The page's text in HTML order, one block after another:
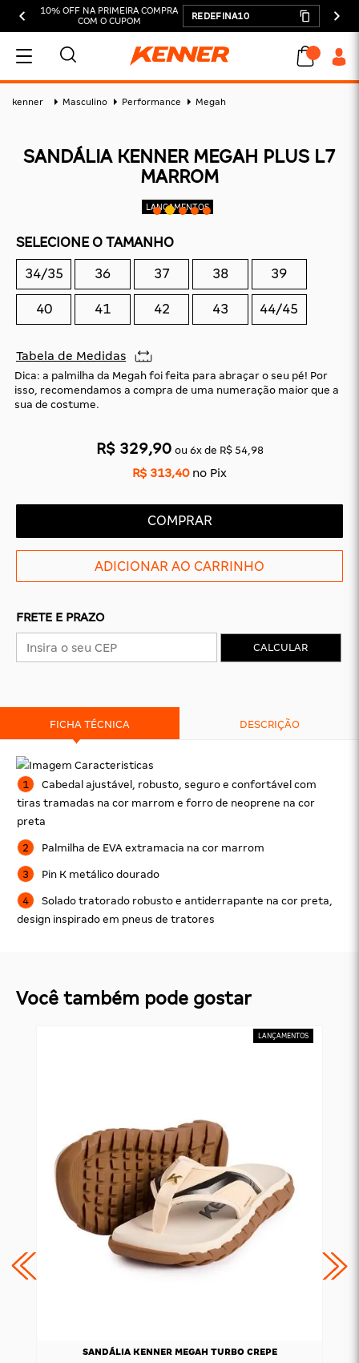
10% OFF NA PRIMEIRA COMPRA
COM O CUPOM
REDEFINA10
BÁSICAS
PLATAFORMA SLIDES
MEU CARRINHO
TOTAL:
CONTINUAR COMPRANDO
FINALIZAR COMPRA
kenner Masculino Performance Megah
SANDÁLIA KENNER MEGAH PLUS L7
MARROM
SELECIONE O TAMANHO
34/35 36 37 38 39
40 41 42 43 44/45
Tabela de Medidas
Dica: a palmilha da Megah foi feita para abraçar o seu pé! Por
isso, recomendamos a compra de uma numeração maior que a
sua de costume.
R$ 329,90 ou 6xde R$ 54,98
R$ 313,40no Pix
COMPRAR
FRETE E PRAZO
CALCULAR
FICHA TÉCNICA DESCRIÇÃO
Cabedal ajustável, robusto, seguro e confortável com
tiras tramadas na cor marrom e forro de neoprene na cor
preta
Palmilha de EVA extramacia na cor marrom
Pin K metálico dourado
Solado tratorado robusto e antiderrapante na cor preta,
design inspirado em pneus de tratores
Você também pode gostar
SANDÁLIA KENNER MEGAH TURBO CREPE